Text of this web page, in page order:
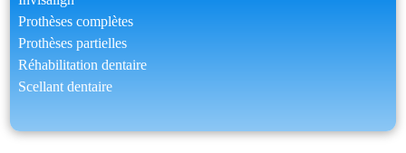
Prothèses complètes
Prothèses partielles
Réhabilitation dentaire
Scellant dentaire